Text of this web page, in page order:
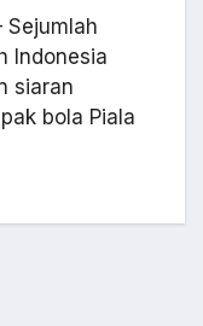
Sejumlah
Indonesia
siaran
bola Piala